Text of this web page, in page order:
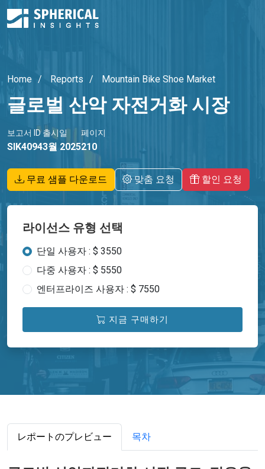
Home Reports Mountain Bike Shoe Market
글로벌 산악 자전거화 시장
보고서 ID
SIK4094
출시일
3월 2025
페이지
210
무료 샘플 다운로드 맞춤 요청 할인 요청
라이선스 유형 선택
단일 사용자 : $ 3550
다중 사용자 : $ 5550
엔터프라이즈 사용자 : $ 7550
지금 구매하기
レポートのプレビュー 목차